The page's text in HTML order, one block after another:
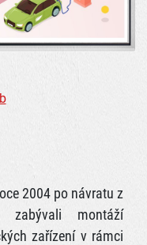
2004 po návratu z
zabývali montáží
zařízení v rámci